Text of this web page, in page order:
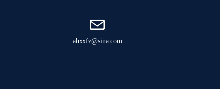
ahxxfz@sina.com